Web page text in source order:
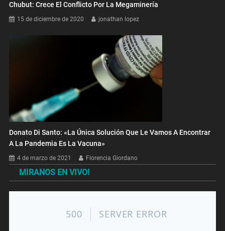
Chubut: Crece El Conflicto Por La Megaminería
15 de diciembre de 2020 jonathan lopez
Donato Di Santo: «La Única Solución Que Le Vamos A Encontrar
A La Pandemia Es La Vacuna»
4 de marzo de 2021 Florencia Giordano
MIRANOS EN VIVO!